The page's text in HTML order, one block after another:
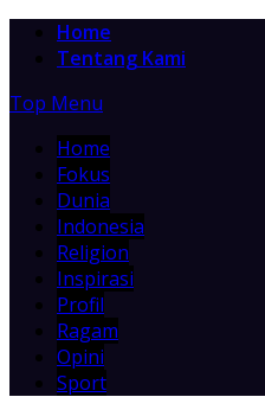
Home
Tentang Kami
Top Menu
Home
Fokus
Dunia
Indonesia
Religion
Inspirasi
Profil
Ragam
Opini
Sport